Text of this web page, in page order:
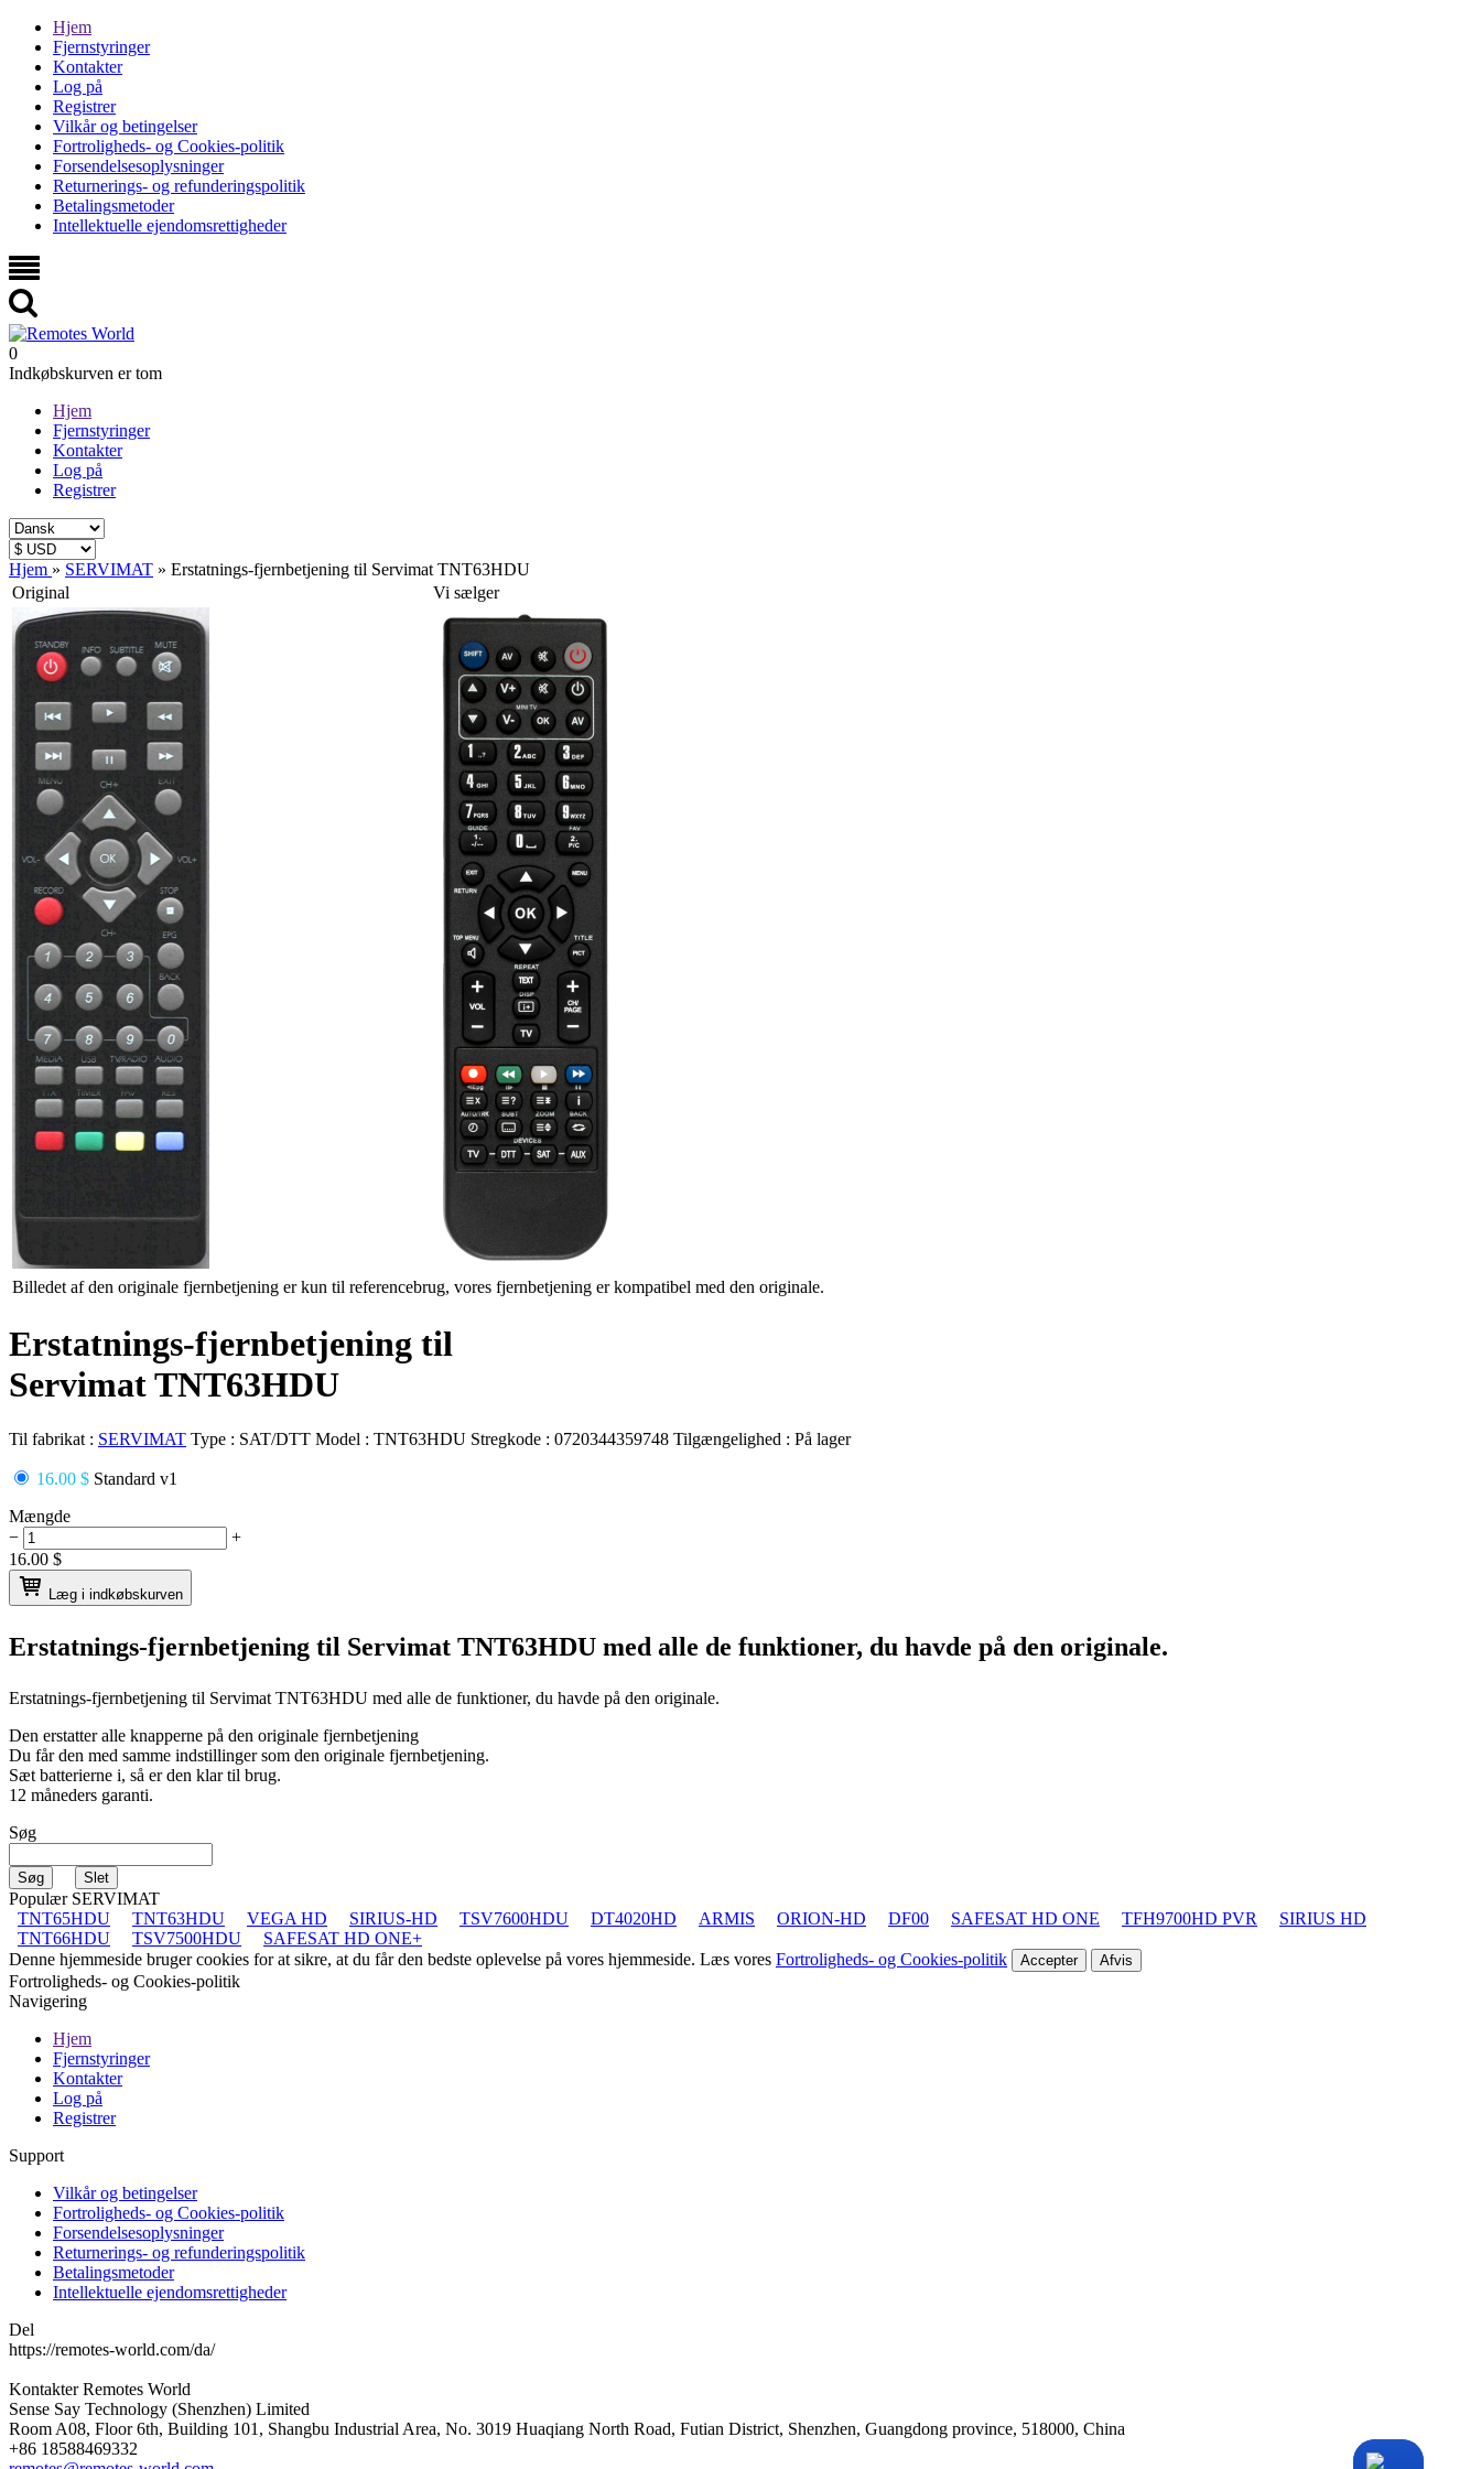
Hjem
Fjernstyringer
Kontakter
Log på
Registrer
Vilkår og betingelser
Fortroligheds- og Cookies-politik
Forsendelsesoplysninger
Returnerings- og refunderingspolitik
Betalingsmetoder
Intellektuelle ejendomsrettigheder
0
Indkøbskurven er tom
Hjem
Fjernstyringer
Kontakter
Log på
Registrer
Hjem » SERVIMAT » Erstatnings-fjernbetjening til Servimat TNT63HDU
Original
Vi sælger
Billedet af den originale fjernbetjening er kun til referencebrug, vores fjernbetjening er kompatibel med den originale.
Erstatnings-fjernbetjening til
Servimat TNT63HDU
Til fabrikat : SERVIMAT Type : SAT/DTT Model : TNT63HDU Stregkode : 0720344359748 Tilgængelighed : På lager
16.00 $ Standard v1
Mængde
−
+
16.00 $
Læg i indkøbskurven
Erstatnings-fjernbetjening til Servimat TNT63HDU med alle de funktioner, du havde på den originale.
Erstatnings-fjernbetjening til Servimat TNT63HDU med alle de funktioner, du havde på den originale.
Den erstatter alle knapperne på den originale fjernbetjening
Du får den med samme indstillinger som den originale fjernbetjening.
Sæt batterierne i, så er den klar til brug.
12 måneders garanti.
Søg
Populær SERVIMAT
TNT65HDU
TNT63HDU VEGA HD SIRIUS-HD TSV7600HDU DT4020HD ARMIS ORION-HD DF00 SAFESAT HD ONE TFH9700HD PVR
SIRIUS HD
TNT66HDU
TSV7500HDU
SAFESAT HD ONE+
Denne hjemmeside bruger cookies for at sikre, at du får den bedste oplevelse på vores hjemmeside. Læs vores Fortroligheds- og Cookies-politik Accepter Afvis
Fortroligheds- og Cookies-politik
Navigering
Hjem
Fjernstyringer
Kontakter
Log på
Registrer
Support
Vilkår og betingelser
Fortroligheds- og Cookies-politik
Forsendelsesoplysninger
Returnerings- og refunderingspolitik
Betalingsmetoder
Intellektuelle ejendomsrettigheder
Del
https://remotes-world.com/da/
Kontakter Remotes World
Sense Say Technology (Shenzhen) Limited
Room A08, Floor 6th, Building 101, Shangbu Industrial Area, No. 3019 Huaqiang North Road, Futian District, Shenzhen, Guangdong province, 518000, China
+86 18588469332